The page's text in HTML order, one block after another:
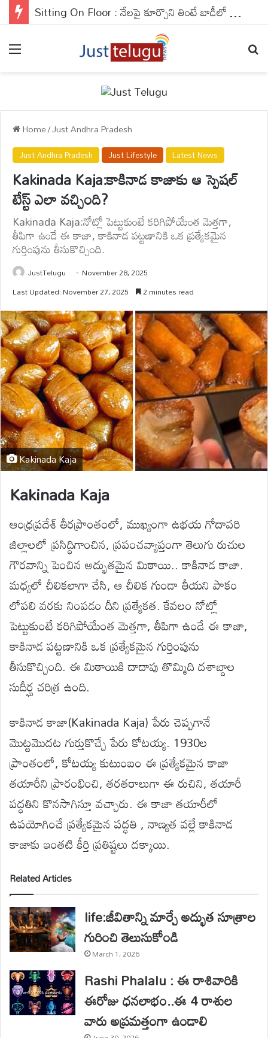
Sitting On Floor : నేలపై కూర్చొని తింటే బాడీలో జరిగే మ్యాజిక్ తెలుసా ? ఈ అలవాటుతో ఇక డాక్టర్‌తో పనే ఉండదు..
Home/Just Andhra Pradesh
Just Andhra Pradesh Just Lifestyle Latest News
Kakinada Kaja:కాకినాడ కాజాకు ఆ స్పెషల్
టేస్ట్ ఎలా వచ్చింది?
Kakinada Kaja:నోట్లో పెట్టుకుంటే కరిగిపోయేంత మెత్తగా,
తీపిగా ఉండే ఈ కాజా, కాకినాడ పట్టణానికి ఒక ప్రత్యేకమైన
గుర్తింపును తీసుకొచ్చింది.
JustTelugu
November 28, 2025
Last Updated: November 27, 2025
2 minutes read
Kakinada Kaja
Kakinada Kaja
ఆంధ్రప్రదేశ్ తీరప్రాంతంలో, ముఖ్యంగా ఉభయ గోదావరి
జిల్లాలలో ప్రసిద్ధిగాంచిన, ప్రపంచవ్యాప్తంగా తెలుగు రుచుల
గౌరవాన్ని పెంచిన అద్భుతమైన మిఠాయి.. కాకినాడ కాజా.
మధ్యలో చీలికలాగా చేసి, ఆ చీలిక గుండా తీయని పాకం
లోపలి వరకు నింపడం దీని ప్రత్యేకత. కేవలం నోట్లో
పెట్టుకుంటే కరిగిపోయేంత మెత్తగా, తీపిగా ఉండే ఈ కాజా,
కాకినాడ పట్టణానికి ఒక ప్రత్యేకమైన గుర్తింపును
తీసుకొచ్చింది. ఈ మిఠాయికి దాదాపు తొమ్మిది దశాబ్దాల
సుదీర్ఘ చరిత్ర ఉంది.
కాకినాడ కాజా(Kakinada Kaja) పేరు చెప్పగానే
మొట్టమొదట గుర్తుకొచ్చే పేరు కోటయ్య. 1930ల
ప్రాంతంలో, కోటయ్య కుటుంబం ఈ ప్రత్యేకమైన కాజా
తయారీని ప్రారంభించి, తరతరాలుగా ఈ రుచిని, తయారీ
పద్ధతిని కొనసాగిస్తూ వచ్చారు. ఈ కాజా తయారీలో
ఉపయోగించే ప్రత్యేకమైన పద్ధతి , నాణ్యత వల్లే కాకినాడ
కాజాకు ఇంతటి కీర్తి ప్రతిష్టలు దక్కాయి.
Related Articles
life:జీవితాన్ని మార్చే అద్భుత సూత్రాల
గురించి తెలుసుకోండి
March 1, 2026
Rashi Phalalu : ఈ రాశివారికి
ఈరోజు ధనలాభం..ఈ 4 రాశుల
వారు అప్రమత్తంగా ఉండాలి